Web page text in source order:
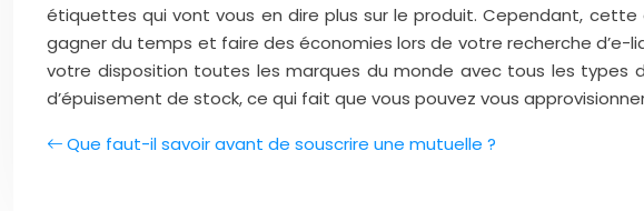
étiquettes qui vont vous en dire plus sur le produit. Cependant,
gagner du temps et faire des économies lors de votre recherche d’e-
votre disposition toutes les marques du monde avec tous les types
d’épuisement de stock, ce qui fait que vous pouvez vous
Que faut-il savoir avant de souscrire une mutuelle ?